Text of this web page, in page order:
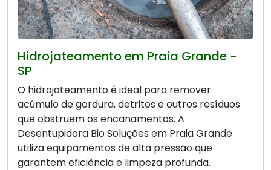
Hidrojateamento em Praia Grande -
SP
O hidrojateamento é ideal para remover
acúmulo de gordura, detritos e outros resíduos
que obstruem os encanamentos. A
Desentupidora Bio Soluções em Praia Grande
utiliza equipamentos de alta pressão que
garantem eficiência e limpeza profunda.